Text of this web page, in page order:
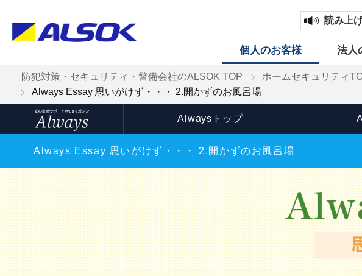
読み上
個人のお客様 法人
防犯対策・セキュリティ・警備会社のALSOK TOP ホームセキュリティ
Always Essay 思いがけず・・・ 2.開かずのお風呂場
Alwaysトップ
Always Essay 思いがけず・・・ 2.開かずのお風呂場